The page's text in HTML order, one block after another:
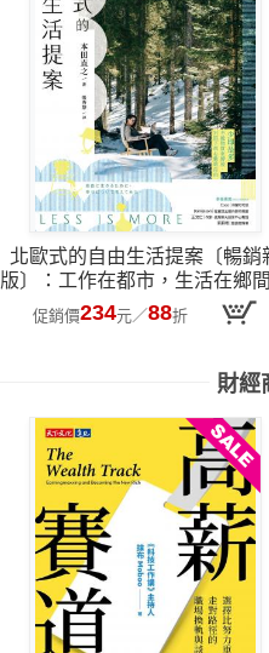
北歐式的自由生活提案〔暢銷
版〕：工作在都市，生活在鄉間
世界第一幸福國度的「減速日常
促銷價234元／88折
財經